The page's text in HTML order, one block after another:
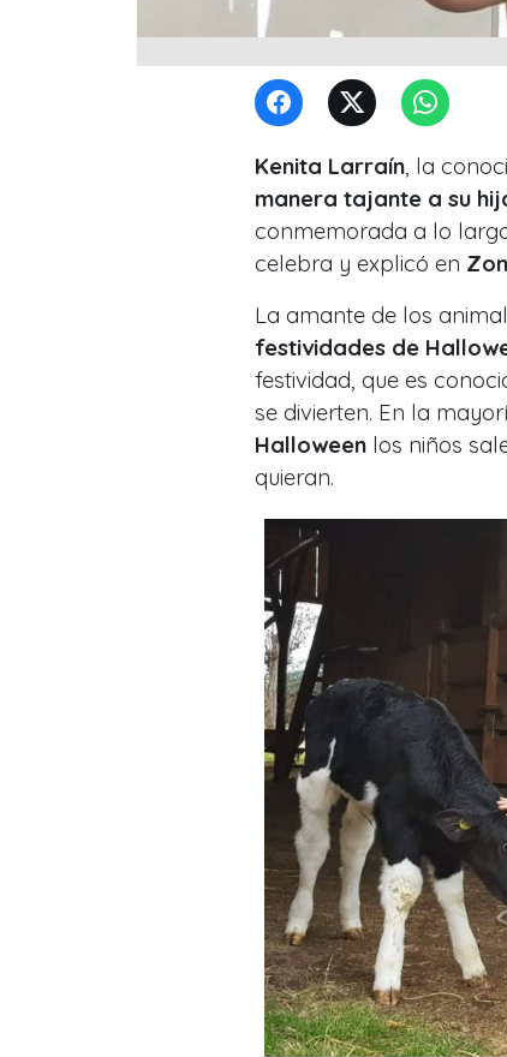
Kenita Larraín , la
manera tajante a su
conmemorada a lo
celebra y explicó en
La amante de los
festividades de
festividad, que es
se divierten. En la
Halloween los niños
quieran.